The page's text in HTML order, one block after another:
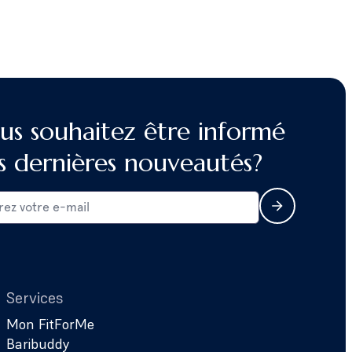
souhaitez être informé
dernières nouveautés?
Services
Mon FitForMe
Baribuddy